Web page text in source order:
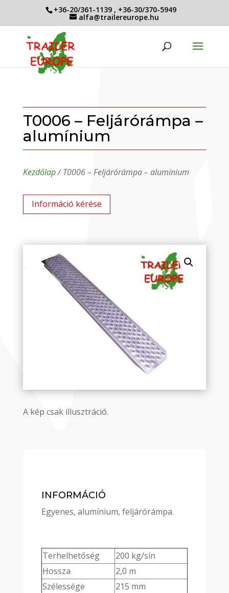
+36-20/361-1139 , +36-30/370-5949
alfa@trailereurope.hu
T0006 – Feljárórámpa –
alumínium
Kezdőlap/ T0006 – Feljárórámpa – alumínium
Információ kérése
A kép csak illusztráció.
INFORMÁCIÓ
Egyenes, alumínium, feljárórámpa.
Terhelhetőség
200 kg/sín
Hossza
2,0 m
Szélessége
215 mm